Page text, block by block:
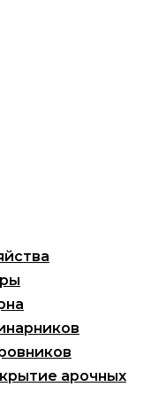
арочных